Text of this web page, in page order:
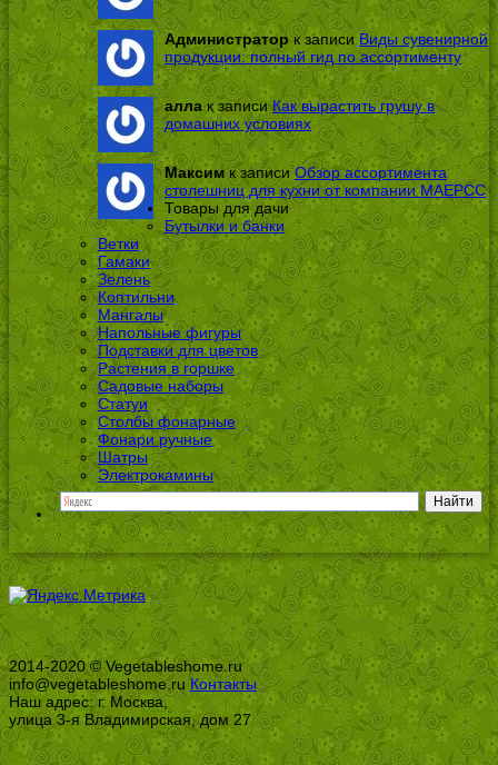
Администраторк записи Виды сувенирной
продукции: полный гид по ассортименту
алла к записиКак вырастить грушу в
домашних условиях
Максимк записиОбзор ассортимента
столешниц для кухни от компании МАЕРСС
Товары для дачи
Бутылки и банки
Ветки
Гамаки
Зелень
Коптильни
Мангалы
Напольные фигуры
Подставки для цветов
Растения в горшке
Садовые наборы
Статуи
Столбы фонарные
Фонари ручные
Шатры
Электрокамины
2014-2020 © Vegetableshome.ru
info@vegetableshome.ruКонтакты
Наш адрес: г. Москва,
улица 3-я Владимирская, дом 27